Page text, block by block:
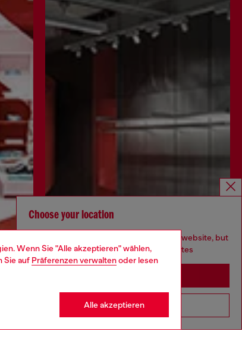
Wenn Sie "Alle akzeptieren" wählen,
Sie auf Präferenzen verwaltenoder lesen
Alle akzeptieren
Choose your location
You are currently browsing Deutschland website, but
it seems you may be based in United States
Go to United States